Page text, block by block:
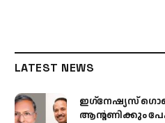
LATEST NEWS
ഇഗ്‌നേഷ്യസ്
ആന്റണിക്കും